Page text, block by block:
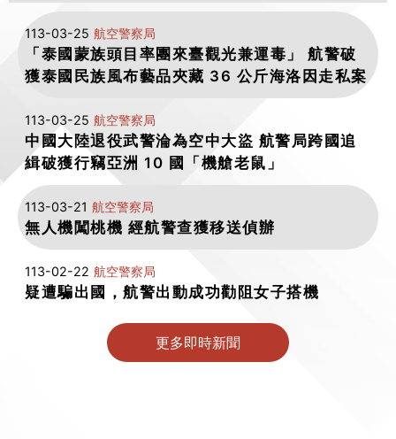
113-03-25 航空警察局
「泰國蒙族頭目率團來臺觀光兼運毒」 航警破
獲泰國民族風布藝品夾藏 36 公斤海洛因走私案
113-03-25 航空警察局
中國大陸退役武警淪為空中大盜 航警局跨國追
緝破獲行竊亞洲 10 國「機艙老鼠」
113-03-21 航空警察局
無人機闖桃機 經航警查獲移送偵辦
113-02-22 航空警察局
疑遭騙出國，航警出動成功勸阻女子搭機
更多即時新聞